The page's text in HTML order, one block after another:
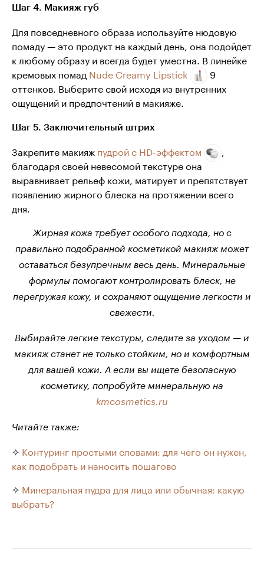
Шаг 4. Макияж губ
Для повседневного образа используйте нюдовую
помаду — это продукт на каждый день, она подойдет
к любому образу и всегда будет уместна. В линейке
кремовых помад Nude Creamy Lipstick
9
оттенков. Выберите свой исходя из внутренних
ощущений и предпочтений в макияже.
Шаг 5. Заключительный штрих
Закрепите макияж пудрой с HD-эффектом
благодаря своей невесомой текстуре она
выравнивает рельеф кожи, матирует и препятствует
появлению жирного блеска на протяжении всего
дня.
Жирная кожа требует особого подхода, но с
правильно подобранной косметикой макияж может
оставаться безупречным весь день. Минеральные
формулы помогают контролировать блеск, не
перегружая кожу, и сохраняют ощущение легкости и
свежести.
Выбирайте легкие текстуры, следите за уходом — и
макияж станет не только стойким, но и комфортным
для вашей кожи. А если вы ищете безопасную
косметику, попробуйте минеральную на
kmcosmetics.ru
Читайте также:
✧ Контуринг простыми словами: для чего он нужен,
как подобрать и наносить пошагово
✧ Минеральная пудра для лица или обычная: какую
выбрать?